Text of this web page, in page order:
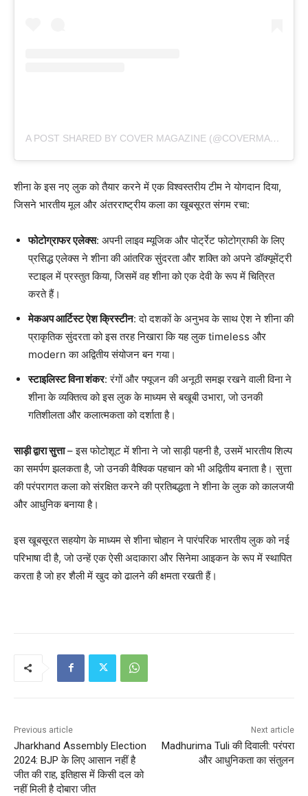
A POST SHARED BY COVER MAGAZINE (@COVERMAGAZINEOG)
शीना के इस नए लुक को तैयार करने में एक विश्वस्तरीय टीम ने योगदान दिया,
जिसने भारतीय मूल और अंतरराष्ट्रीय कला का खूबसूरत संगम रचा:
फोटोग्राफर एलेक्स: अपनी लाइव म्यूजिक और पोर्ट्रेट फोटोग्राफी के लिए
प्रसिद्ध एलेक्स ने शीना की आंतरिक सुंदरता और शक्ति को अपने डॉक्यूमेंट्री
स्टाइल में प्रस्तुत किया, जिसमें वह शीना को एक देवी के रूप में चित्रित
करते हैं।
मेकअप आर्टिस्ट ऐश क्रिस्टीन: दो दशकों के अनुभव के साथ ऐश ने शीना की
प्राकृतिक सुंदरता को इस तरह निखारा कि यह लुक timeless और
modern का अद्वितीय संयोजन बन गया।
स्टाइलिस्ट विना शंकर: रंगों और फ्यूजन की अनूठी समझ रखने वाली विना ने
शीना के व्यक्तित्व को इस लुक के माध्यम से बखूबी उभारा, जो उनकी
गतिशीलता और कलात्मकता को दर्शाता है।
साड़ी द्वारा सुत्ता– इस फोटोशूट में शीना ने जो साड़ी पहनी है, उसमें भारतीय शिल्प
का समर्पण झलकता है, जो उनकी वैश्विक पहचान को भी अद्वितीय बनाता है। सुत्ता
की परंपरागत कला को संरक्षित करने की प्रतिबद्धता ने शीना के लुक को कालजयी
और आधुनिक बनाया है।
इस खूबसूरत सहयोग के माध्यम से शीना चोहान ने पारंपरिक भारतीय लुक को नई
परिभाषा दी है, जो उन्हें एक ऐसी अदाकारा और सिनेमा आइकन के रूप में स्थापित
करता है जो हर शैली में खुद को ढालने की क्षमता रखती हैं।
Previous article
Jharkhand Assembly Election
2024: BJP के लिए आसान नहीं है
जीत की राह, इतिहास में किसी दल को
नहीं मिली है दोबारा जीत
Next article
Madhurima Tuli की दिवाली: परंपरा
और आधुनिकता का संतुलन